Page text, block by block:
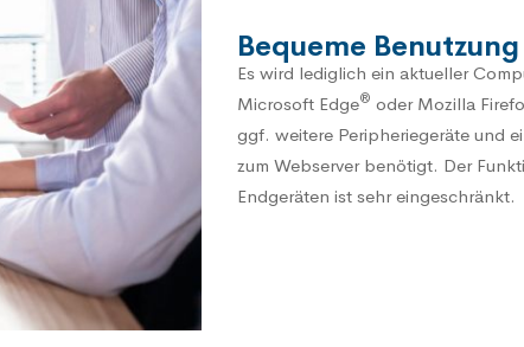
Bequeme
Es wird lediglich ein aktueller
Microsoft Edge® oder Mozilla
ggf. weitere Peripheriegeräte und
zum Webserver benötigt. Der
Endgeräten ist sehr eingeschränkt.